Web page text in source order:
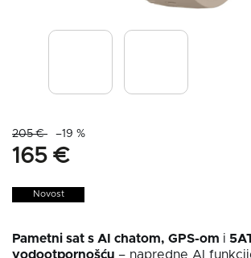
205 € –19 %
165 €
Pametni sat s AI chatom, GPS-om i
vodootpornošću – napredne AI
Novost